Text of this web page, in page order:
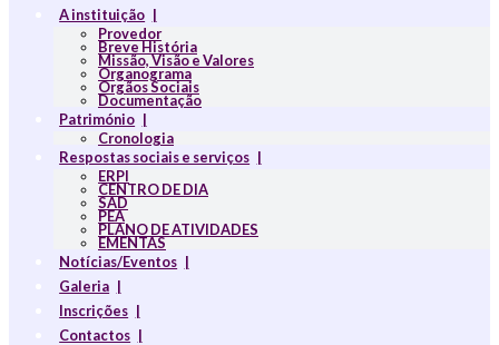
A instituição
Provedor
Breve História
Missão, Visão e Valores
Organograma
Orgãos Sociais
Documentação
Património
Cronologia
Respostas sociais e serviços
ERPI
CENTRO DE DIA
SAD
PEA
PLANO DE ATIVIDADES
EMENTAS
Notícias/Eventos
Galeria
Inscrições
Contactos